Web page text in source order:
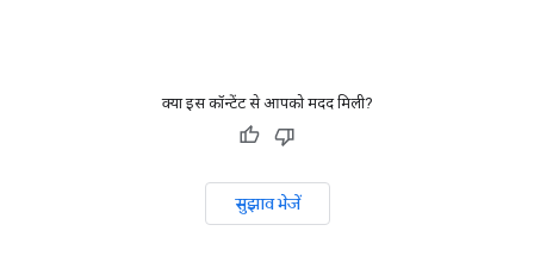
क्या इस कॉन्टेंट से आपको मदद मिली?
सुझाव भेजें